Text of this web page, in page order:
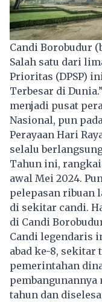
Candi Borobudur
Salah satu dari
Prioritas (DPSP)
Terbesar di
menjadi pusat
Nasional, pun
Perayaan Hari
selalu
Tahun ini,
awal Mei 2024.
pelepasan ribuan
di sekitar candi.
di Candi
Candi legendaris
abad ke-8, sekitar
pemerintahan
pembangunannya
tahun dan